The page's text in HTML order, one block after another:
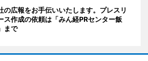
の広報をお手伝いいたします。プレスリ
ス作成の依頼は「みん経PRセンター飯
まで